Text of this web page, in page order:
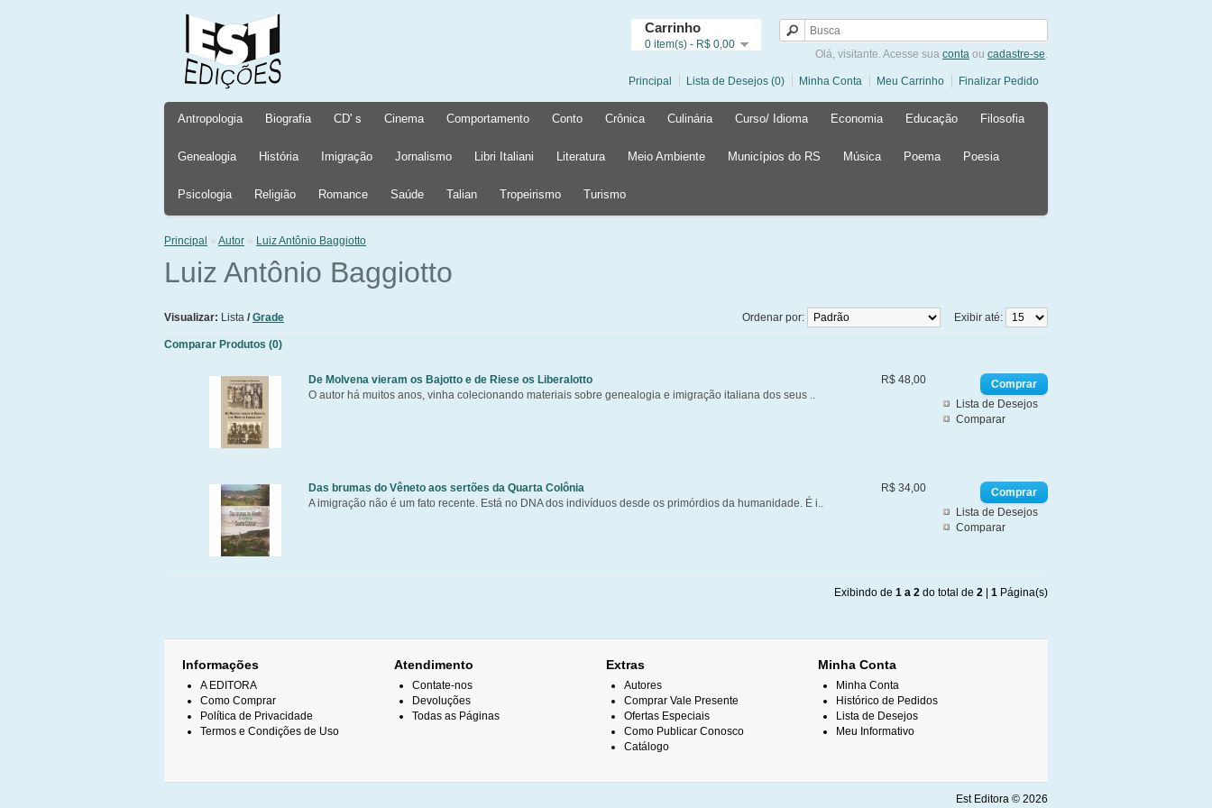
Carrinho
0 item(s) - R$ 0,00
Olá, visitante. Acesse sua conta ou cadastre-se.
Principal Lista de Desejos (0) Minha Conta Meu Carrinho Finalizar Pedido
Antropologia Biografia CD' s Cinema Comportamento Conto Crônica Culinária Curso/ Idioma Economia Educação Filosofia
Genealogia História Imigração Jornalismo Libri Italiani Literatura Meio Ambiente Municípios do RS Música Poema Poesia
Psicologia Religião Romance Saúde Talian Tropeirismo Turismo
Principal » Autor » Luiz Antônio Baggiotto
Luiz Antônio Baggiotto
Visualizar: Lista / Grade Exibir até:
Ordenar por:
Comparar Produtos (0)
Lista de Desejos
Comparar
R$ 48,00
De Molvena vieram os Bajotto e de Riese os Liberalotto
O autor há muitos anos, vinha colecionando materiais sobre genealogia e imigração italiana dos seus ..
Lista de Desejos
Comparar
R$ 34,00
Das brumas do Vêneto aos sertões da Quarta Colônia
A imigração não é um fato recente. Está no DNA dos indivíduos desde os primórdios da humanidade. É i..
Exibindo de 1 a 2 do total de 2 1 Página(s)
Informações
A EDITORA
Como Comprar
Política de Privacidade
Termos e Condições de Uso
Atendimento
Contate-nos
Devoluções
Todas as Páginas
Extras
Autores
Comprar Vale Presente
Ofertas Especiais
Como Publicar Conosco
Catálogo
Minha Conta
Minha Conta
Histórico de Pedidos
Lista de Desejos
Meu Informativo
Est Editora © 2026